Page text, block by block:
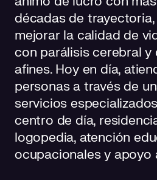
décadas de
mejorar la calidad de
con parálisis cerebral
afines. Hoy en día,
personas a través de
servicios
centro de día,
logopedia, atención
ocupacionales y apoyo